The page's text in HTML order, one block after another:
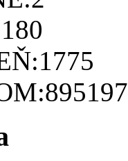
180
1775
895197